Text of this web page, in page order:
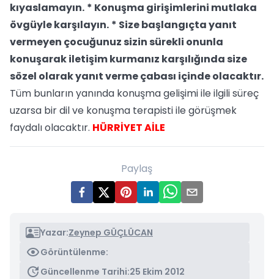
kıyaslamayın. * Konuşma girişimlerini mutlaka
övgüyle karşılayın. * Size başlangıçta yanıt
vermeyen çocuğunuz sizin sürekli onunla
konuşarak iletişim kurmanız karşılığında size
sözel olarak yanıt verme çabası içinde olacaktır.
Tüm bunların yanında konuşma gelişimi ile ilgili süreç
uzarsa bir dil ve konuşma terapisti ile görüşmek
faydalı olacaktır. HÜRRİYET AİLE
Paylaş
Yazar:Zeynep GÜÇLÜCAN
Görüntülenme:
Güncellenme Tarihi:25 Ekim 2012